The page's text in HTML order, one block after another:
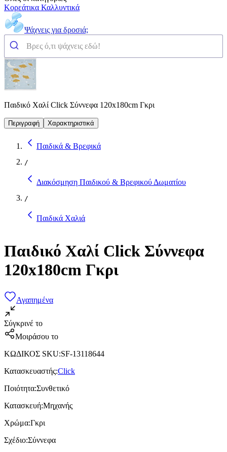
Κορεάτικα Καλλυντικά
Ψάχνεις για δροσιά;
Παιδικό Χαλί Click Σύννεφα 120x180cm Γκρι
Περιγραφή Χαρακτηριστικά
Παιδικά & Βρεφικά
/
Διακόσμηση Παιδικού & Βρεφικού Δωματίου
/
Παιδικά Χαλιά
Παιδικό Χαλί Click Σύννεφα
120x180cm Γκρι
Αγαπημένα
Σύγκρινέ το
Μοιράσου το
ΚΩΔΙΚΟΣ SKU:SF-13118644
Κατασκευαστής:Click
Ποιότητα:Συνθετικό
Κατασκευή:Μηχανής
Χρώμα:Γκρι
Σχέδιο:Σύννεφα